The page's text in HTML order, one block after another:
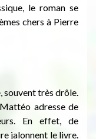
le roman se
chers à Pierre
souvent très drôle.
adresse de
En effet, de
jalonnent le livre.